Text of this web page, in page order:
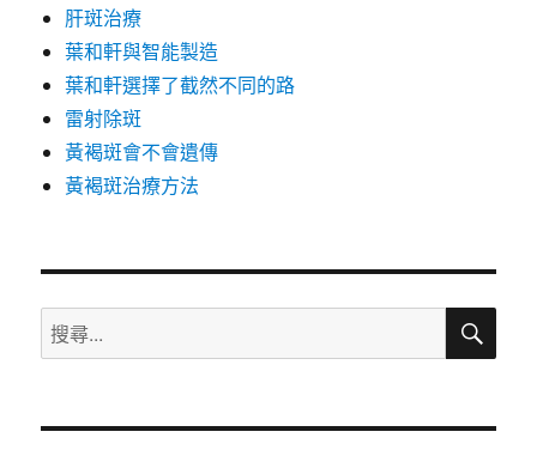
肝斑治療
葉和軒與智能製造
葉和軒選擇了截然不同的路
雷射除斑
黃褐斑會不會遺傳
黃褐斑治療方法
搜
尋
鍵
搜